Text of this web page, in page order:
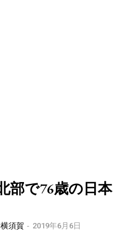
部で76歳の日本
須賀 - 2019年6月6日